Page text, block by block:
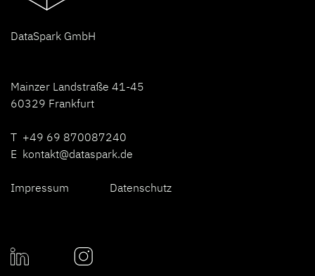
DataSpark GmbH
Mainzer Landstraße 41-45
60329 Frankfurt
T +49 69 870087240
E kontakt@dataspark.de
Impressum Datenschutz